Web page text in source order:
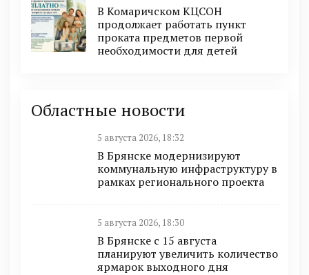
В Комаричском КЦСОН
продолжает работать пункт
проката предметов первой
необходимости для детей
Областные новости
5 августа 2026, 18:32
В Брянске модернизируют
коммунальную инфраструктуру в
рамках регионального проекта
5 августа 2026, 18:30
В Брянске с 15 августа
планируют увеличить количество
ярмарок выходного дня